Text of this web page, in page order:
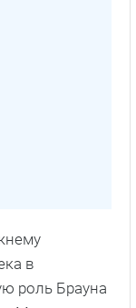
в
роль Брауна